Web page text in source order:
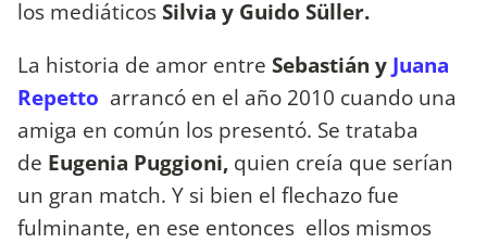
los mediáticosSilvia y Guido Süller.
La historia de amor entre Sebastián y Juana
Repetto arrancó en el año 2010 cuando una
amiga en común los presentó. Se trataba
de Eugenia Puggioni, quien creía que serían
un gran match. Y si bien el flechazo fue
fulminante, en ese entonces ellos mismos